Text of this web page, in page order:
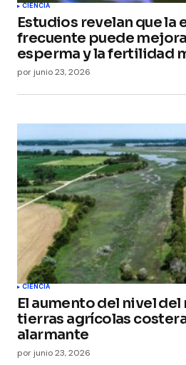
CIENCIA
Estudios revelan que la
frecuente puede
esperma y la fertilidad
por junio 23, 2026
CIENCIA
El aumento del nivel del
tierras agrícolas
alarmante
por junio 23, 2026